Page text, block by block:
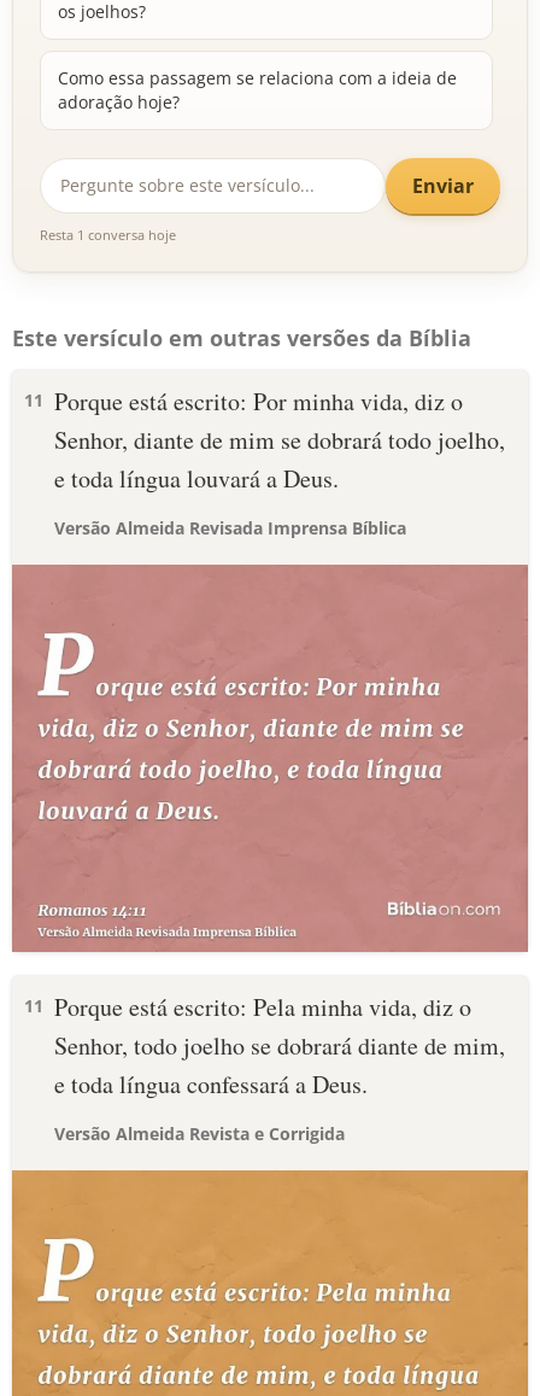
os joelhos?
Como essa passagem se relaciona com a ideia de
adoração hoje?
Enviar
Resta 1 conversa hoje
Este versículo em outras versões da Bíblia
11 Porque está escrito: Por minha vida, diz o
Senhor, diante de mim se dobrará todo joelho,
e toda língua louvará a Deus.
Versão Almeida Revisada Imprensa Bíblica
11 Porque está escrito: Pela minha vida, diz o
Senhor, todo joelho se dobrará diante de mim,
e toda língua confessará a Deus.
Versão Almeida Revista e Corrigida